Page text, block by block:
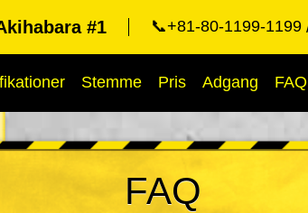
#1 📞+81-80-1199-1199
Stemme Pris Adgang FAQ
FAQ